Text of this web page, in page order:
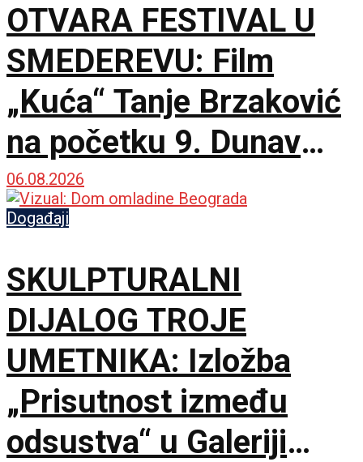
OTVARA FESTIVAL U
SMEDEREVU: Film
„Kuća“ Tanje Brzaković
na početku 9. Dunav
Film Festa
06.08.2026
Događaji
SKULPTURALNI
DIJALOG TROJE
UMETNIKA: Izložba
„Prisutnost između
odsustva“ u Galeriji